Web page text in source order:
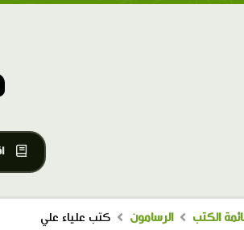
الكتب الرسامون كتب علياء علي